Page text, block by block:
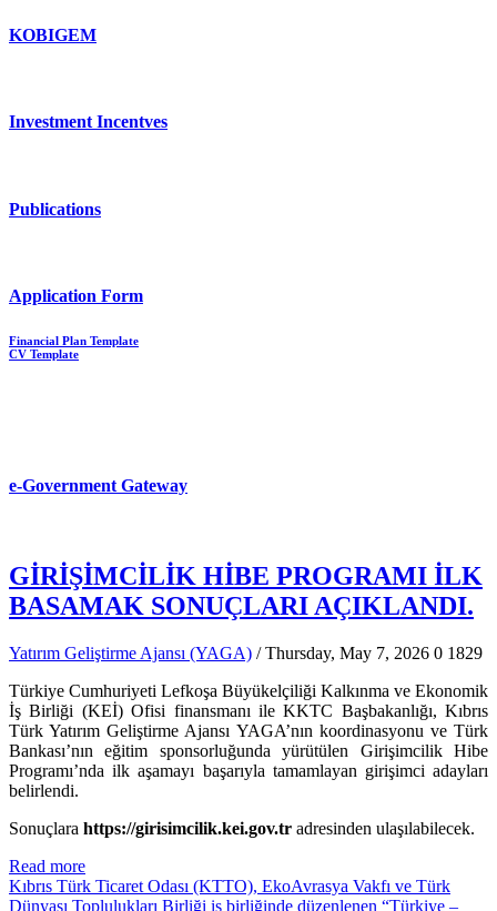
KOBIGEM
Investment Incentves
Publications
Application Form
Financial Plan Template
CV Template
e-Government Gateway
GİRİŞİMCİLİK HİBE PROGRAMI İLK
BASAMAK SONUÇLARI AÇIKLANDI.
Yatırım Geliştirme Ajansı (YAGA) / Thursday, May 7, 2026 0 1829
Türkiye Cumhuriyeti Lefkoşa Büyükelçiliği Kalkınma ve Ekonomik
İş Birliği (KEİ) Ofisi finansmanı ile KKTC Başbakanlığı, Kıbrıs
Türk Yatırım Geliştirme Ajansı YAGA’nın koordinasyonu ve Türk
Bankası’nın eğitim sponsorluğunda yürütülen Girişimcilik Hibe
Programı’nda ilk aşamayı başarıyla tamamlayan girişimci adayları
belirlendi.
Sonuçlara https://girisimcilik.kei.gov.tr adresinden ulaşılabilecek.
Read more
Kıbrıs Türk Ticaret Odası (KTTO), EkoAvrasya Vakfı ve Türk
Dünyası Toplulukları Birliği iş birliğinde düzenlenen “Türkiye –